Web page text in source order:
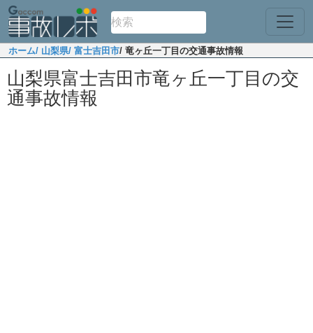
ホーム/ 山梨県/ 富士吉田市/ 竜ヶ丘一丁目の交通事故情報
山梨県富士吉田市竜ヶ丘一丁目の交
通事故情報